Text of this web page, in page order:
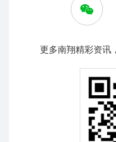
更多南翔精彩资讯